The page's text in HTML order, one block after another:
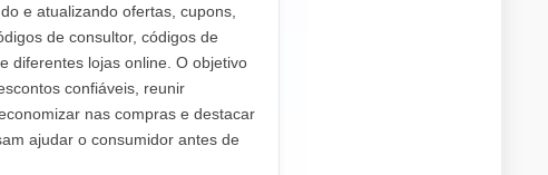
e atualizando ofertas, cupons,
de consultor, códigos de
diferentes lojas online. O objetivo
confiáveis, reunir
nas compras e destacar
ajudar o consumidor antes de